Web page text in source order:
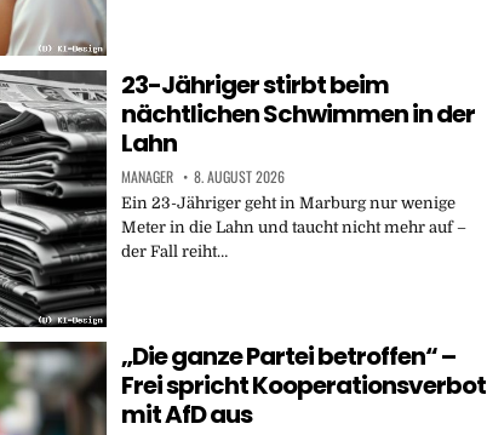
23-Jähriger stirbt beim
nächtlichen Schwimmen in der
Lahn
MANAGER 8. AUGUST 2026
Ein 23-Jähriger geht in Marburg nur wenige
Meter in die Lahn und taucht nicht mehr auf –
der Fall reiht…
„Die ganze Partei betroffen“ –
Frei spricht Kooperationsverbot
mit AfD aus